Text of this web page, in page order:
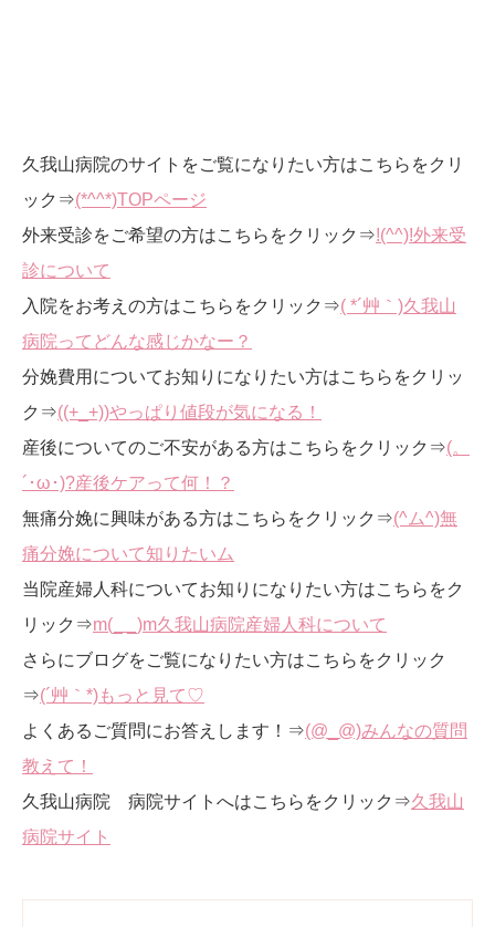
久我山病院のサイトをご覧になりたい方はこちらをクリ
ック⇒(*^^*)TOPページ
外来受診をご希望の方はこちらをクリック⇒!(^^)!外来受
診について
入院をお考えの方はこちらをクリック⇒( *´艸｀)久我山
病院ってどんな感じかなー？
分娩費用についてお知りになりたい方はこちらをクリッ
ク⇒((+_+))やっぱり値段が気になる！
産後についてのご不安がある方はこちらをクリック⇒(。
´･ω･)?産後ケアって何！？
無痛分娩に興味がある方はこちらをクリック⇒(^ム^)無
痛分娩について知りたいム
当院産婦人科についてお知りになりたい方はこちらをク
リック⇒m(_ _)m久我山病院産婦人科について
さらにブログをご覧になりたい方はこちらをクリック
⇒(´艸｀*)もっと見て♡
よくあるご質問にお答えします！⇒(@_@)みんなの質問
教えて！
久我山病院 病院サイトへはこちらをクリック⇒久我山
病院サイト